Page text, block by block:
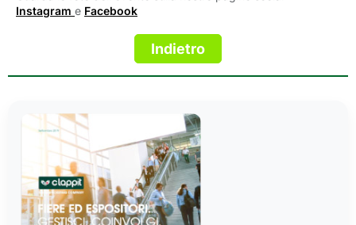
Instagram e Facebook